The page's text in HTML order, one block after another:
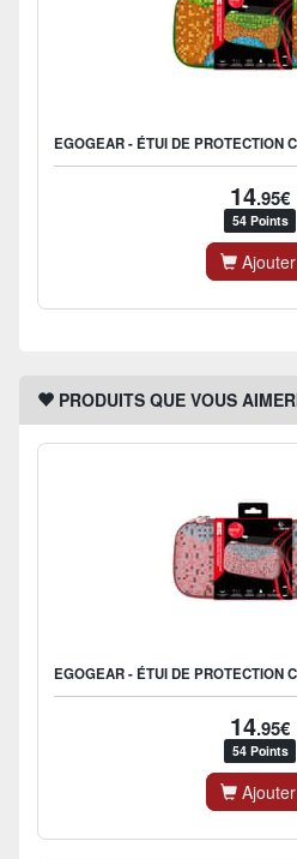
14.95€
54 Points
Ajouter
PRODUITS QUE VOUS
14.95€
54 Points
Ajouter